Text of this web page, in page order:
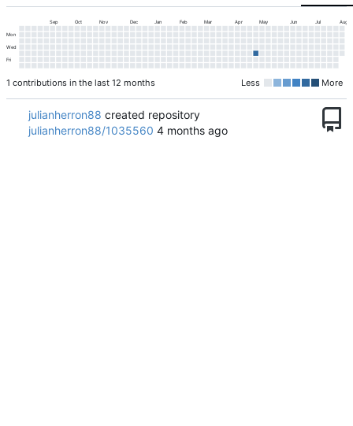
Sep Oct Nov Dec Jan Feb Mar Apr May Jun Jul Aug
Mon
Wed
Fri
1 contributions in the last 12 months Less More
julianherron88 created repository
julianherron88/1035560